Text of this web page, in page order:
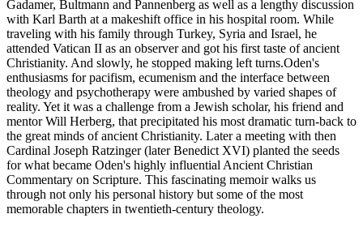
Gadamer, Bultmann and Pannenberg as well as a lengthy discussion
with Karl Barth at a makeshift office in his hospital room. While
traveling with his family through Turkey, Syria and Israel, he
attended Vatican II as an observer and got his first taste of ancient
Christianity. And slowly, he stopped making left turns.Oden's
enthusiasms for pacifism, ecumenism and the interface between
theology and psychotherapy were ambushed by varied shapes of
reality. Yet it was a challenge from a Jewish scholar, his friend and
mentor Will Herberg, that precipitated his most dramatic turn-back to
the great minds of ancient Christianity. Later a meeting with then
Cardinal Joseph Ratzinger (later Benedict XVI) planted the seeds
for what became Oden's highly influential Ancient Christian
Commentary on Scripture. This fascinating memoir walks us
through not only his personal history but some of the most
memorable chapters in twentieth-century theology.